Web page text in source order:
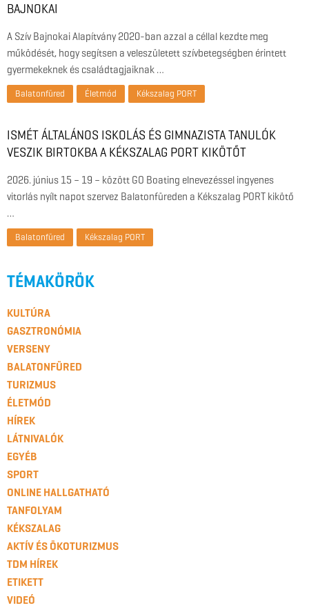
BAJNOKAI
A Szív Bajnokai Alapítvány 2020-ban azzal a céllal kezdte meg
működését, hogy segítsen a veleszületett szívbetegségben érintett
gyermekeknek és családtagjaiknak …
Balatonfüred Életmód Kékszalag PORT
ISMÉT ÁLTALÁNOS ISKOLÁS ÉS GIMNAZISTA TANULÓK
VESZIK BIRTOKBA A KÉKSZALAG PORT KIKÖTŐT
2026. június 15 – 19 – között GO Boating elnevezéssel ingyenes
vitorlás nyílt napot szervez Balatonfüreden a Kékszalag PORT kikötő
…
Balatonfüred Kékszalag PORT
TÉMAKÖRÖK
KULTÚRA
GASZTRONÓMIA
VERSENY
BALATONFÜRED
TURIZMUS
ÉLETMÓD
HÍREK
LÁTNIVALÓK
EGYÉB
SPORT
ONLINE HALLGATHATÓ
TANFOLYAM
KÉKSZALAG
AKTÍV ÉS ÖKOTURIZMUS
TDM HÍREK
ETIKETT
VIDEÓ